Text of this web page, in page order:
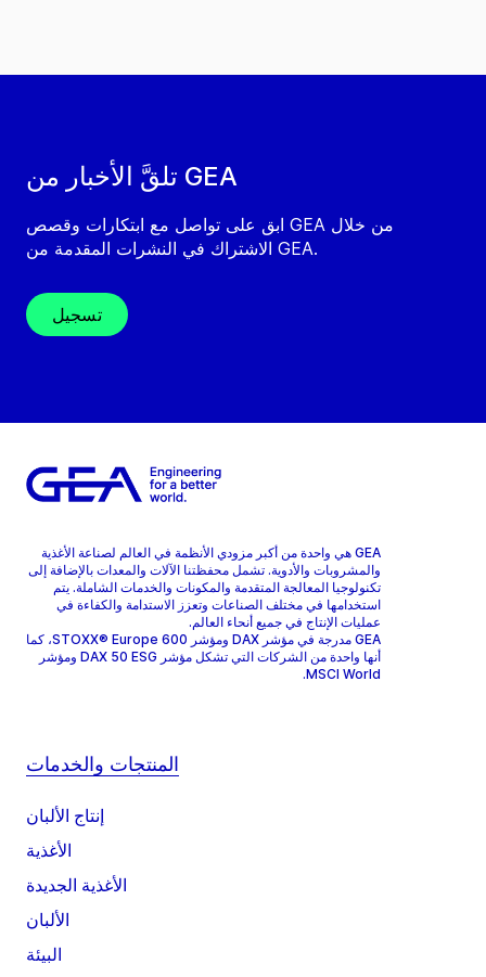
تلقَّ الأخبار من GEA
ابق على تواصل مع ابتكارات وقصص GEA من خلال
الاشتراك في النشرات المقدمة من GEA.
تسجيل
GEA هي واحدة من أكبر مزودي الأنظمة في العالم لصناعة الأغذية
والمشروبات والأدوية. تشمل محفظتنا الآلات والمعدات بالإضافة إلى
تكنولوجيا المعالجة المتقدمة والمكونات والخدمات الشاملة. يتم
استخدامها في مختلف الصناعات وتعزز الاستدامة والكفاءة في
عمليات الإنتاج في جميع أنحاء العالم.
GEA مدرجة في مؤشر DAX ومؤشر STOXX® Europe 600، كما
أنها واحدة من الشركات التي تشكل مؤشر DAX 50 ESG ومؤشر
MSCI World.
المنتجات والخدمات
إنتاج الألبان
الأغذية
الأغذية الجديدة
الألبان
البيئة